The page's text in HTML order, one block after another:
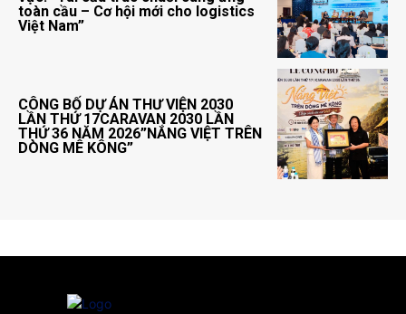
toàn cầu – Cơ hội mới cho logistics
Việt Nam”
CÔNG BỐ DỰ ÁN THƯ VIỆN 2030
LẦN THỨ 17CARAVAN 2030 LẦN
THỨ 36 NĂM 2026”NẮNG VIỆT TRÊN
DÒNG MÊ KÔNG”